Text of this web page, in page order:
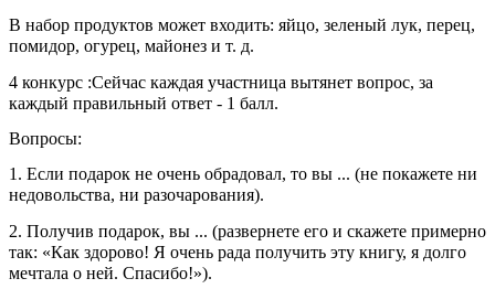
В набор продуктов может входить: яйцо, зеленый лук, перец,
помидор, огурец, майонез и т. д.
4 конкурс :Сейчас каждая участница вытянет вопрос, за
каждый правильный ответ - 1 балл.
Вопросы:
1. Если подарок не очень обрадовал, то вы ... (не покажете ни
недовольства, ни разочарования).
2. Получив подарок, вы ... (развернете его и скажете примерно
так: «Как здорово! Я очень рада получить эту книгу, я долго
мечтала о ней. Спасибо!»).